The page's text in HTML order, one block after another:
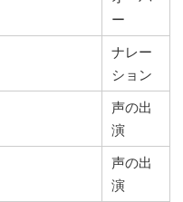
ー
ナレー
ション
声の出
演
声の出
演